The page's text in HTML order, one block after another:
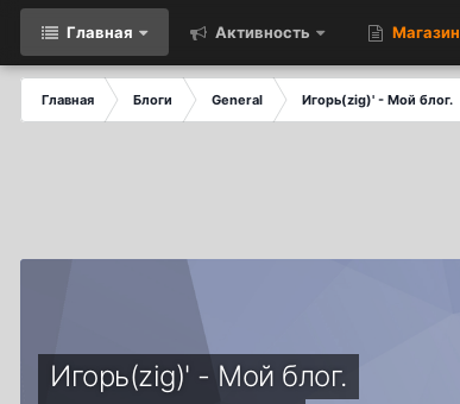
Главная Активность Магазин
Главная Блоги General Игорь(zig)' - Мой блог.
Игорь(zig)' - Мой блог.